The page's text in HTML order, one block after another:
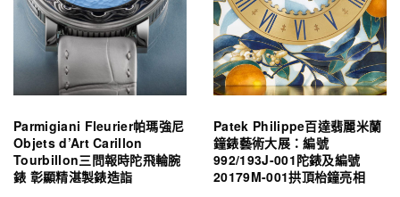
Parmigiani Fleurier帕瑪強尼
Objets d’Art Carillon
Tourbillon三問報時陀飛輪腕
錶 彰顯精湛製錶造詣
Patek Philippe百達翡麗米蘭
鐘錶藝術大展：編號
992/193J-001陀錶及編號
20179M-001拱頂枱鐘亮相